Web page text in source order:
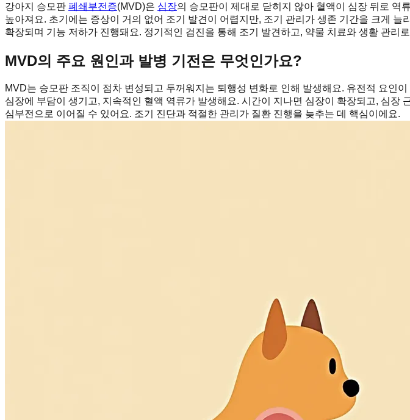
강아지 승모판 폐쇄부전증(MVD)은 심장의 승모판이 제대로 닫히지 않아 혈액이 심장 뒤로 역
높아져요. 초기에는 증상이 거의 없어 조기 발견이 어렵지만, 조기 관리가 생존 기간을 크게
확장되며 기능 저하가 진행돼요. 정기적인 검진을 통해 조기 발견하고, 약물 치료와 생활 관리
MVD의 주요 원인과 발병 기전은 무엇인가요?
MVD는 승모판 조직이 점차 변성되고 두꺼워지는 퇴행성 변화로 인해 발생해요. 유전적 요인
심장에 부담이 생기고, 지속적인 혈액 역류가 발생해요. 시간이 지나면 심장이 확장되고, 심
심부전으로 이어질 수 있어요. 조기 진단과 적절한 관리가 질환 진행을 늦추는 데 핵심이에요.